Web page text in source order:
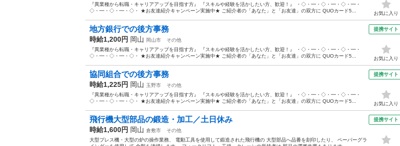
『異業種から転職・キャリアアップを目指す方』 『スキルや経験を活かしたい方、歓迎！』 ・◇・━・◇・━・◇・━・
◇・━・◇・━・◇・ ★お友達紹介キャンペーン実施中★ ご紹介者の「あなた」と「お友達」の双方に QUOカード5...
お気に入り
地方銀行での後方事務
時給1,200円 岡山 岡山市
その他
『異業種から転職・キャリアアップを目指す方』 『スキルや経験を活かしたい方、歓迎！』 ・◇・━・◇・━・◇・━・
◇・━・◇・━・◇・ ★お友達紹介キャンペーン実施中★ ご紹介者の「あなた」と「お友達」の双方に QUOカード5...
提携サイト
お気に入り
協同組合での後方事務
時給1,225円 岡山 玉野市
その他
『異業種から転職・キャリアアップを目指す方』 『スキルや経験を活かしたい方、歓迎！』 ・◇・━・◇・━・◇・━・
◇・━・◇・━・◇・ ★お友達紹介キャンペーン実施中★ ご紹介者の「あなた」と「お友達」の双方に QUOカード5...
提携サイト
お気に入り
飛行機大型部品の鍛造・加工／土日休み
時給1,600円 岡山 倉敷市
その他
大型プレス機・大型の炉の操作業務、 電動工具を使用して鍛造された飛行機の 大型部品へ品番を刻印したり、 ペーパーグラ
提携サイト